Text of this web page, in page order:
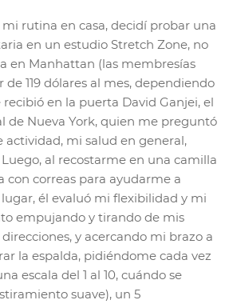
rutina en casa, decidí probar una
en un estudio Stretch Zone, no
en Manhattan (las membresías
119 dólares al mes, dependiendo
en la puerta David Ganjei, el
de Nueva York, quien me preguntó
actividad, mi salud en general,
al recostarme en una camilla
con correas para ayudarme a
él evaluó mi flexibilidad y mi
empujando y tirando de mis
y acercando mi brazo a
la espalda, pidiéndome cada vez
escala del 1 al 10, cuándo se
suave), un 5